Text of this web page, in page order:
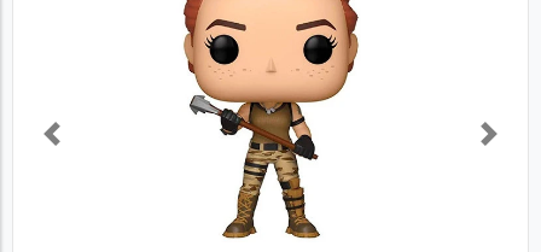
Previous Next